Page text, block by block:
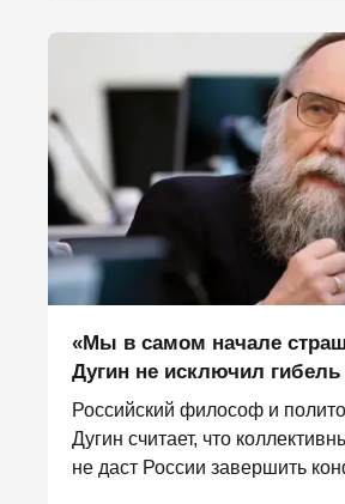
«Мы в самом начале
Дугин не исключил гибель
Российский философ и
Дугин считает, что
не даст России завершить